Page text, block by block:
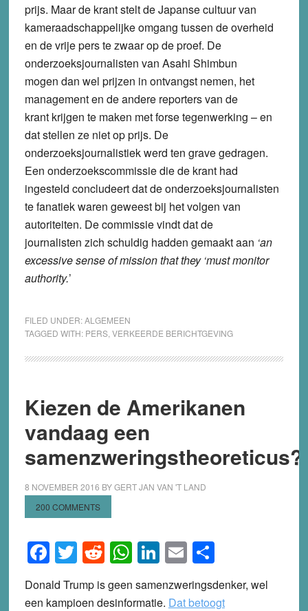
prijs. Maar de krant stelt de Japanse cultuur van
kameraadschappelijke omgang tussen de overheid
en de vrije pers te zwaar op de proef. De
onderzoeksjournalisten van Asahi Shimbun
mogen dan wel prijzen in ontvangst nemen, het
management en de andere reporters van de
krant krijgen te maken met forse tegenwerking – en
dat stellen ze niet op prijs. De
onderzoeksjournalistiek werd ten grave gedragen.
Een onderzoekscommissie die de krant had
ingesteld concludeert dat de onderzoeksjournalisten
te fanatiek waren geweest bij het volgen van
autoriteiten. De commissie vindt dat de
journalisten zich schuldig hadden gemaakt aan ‘an
excessive sense of mission that they ‘must monitor
authority.’
FILED UNDER:ALGEMEEN
TAGGED WITH: PERS, VERKEERDE BERICHTGEVING
Kiezen de Amerikanen
vandaag een
samenzweringstheoreticus?
8 NOVEMBER 2016 BYGERT JAN VAN 'T LAND
200 COMMENTS
Facebook
Twitter
Reddit
WhatsApp
LinkedIn
EmailShare
Donald Trump is geen samenzweringsdenker, wel
een kampioen desinformatie. Dat betoogt